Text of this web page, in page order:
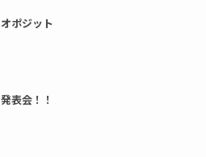
オポジット
発表会！！